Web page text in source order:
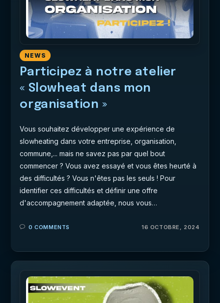
NEWS
Participez à notre atelier
« Slowheat dans mon
organisation »
Vous souhaitez développer une expérience de
slowheating dans votre entreprise, organisation,
commune,... mais ne savez pas par quel bout
commencer ? Vous avez essayé et vous êtes heurté à
des difficultés ? Vous n'êtes pas les seuls ! Pour
identifier ces difficultés et définir une offre
d'accompagnement adaptée, nous vous…
0 COMMENTS 16 OCTOBRE, 2024